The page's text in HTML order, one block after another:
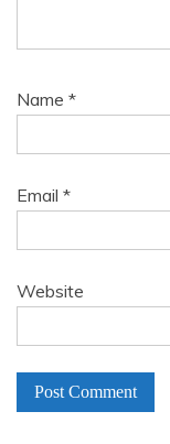
Name *
Email *
Website